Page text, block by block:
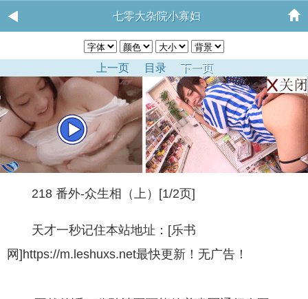
七零大杂院小寡妇
上一页 目录 下一页
218 番外-众生相（上）[1/2页]
天才一秒记住本站地址：[乐书
网]https://m.leshuxs.net最快更新！无广告！